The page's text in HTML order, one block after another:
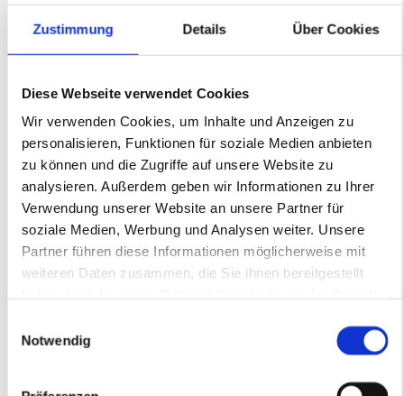
Zustimmung Details Über Cookies
Diese Webseite verwendet Cookies
Wir verwenden Cookies, um Inhalte und Anzeigen zu
personalisieren, Funktionen für soziale Medien anbieten
zu können und die Zugriffe auf unsere Website zu
analysieren. Außerdem geben wir Informationen zu Ihrer
Verwendung unserer Website an unsere Partner für
soziale Medien, Werbung und Analysen weiter. Unsere
Partner führen diese Informationen möglicherweise mit
weiteren Daten zusammen, die Sie ihnen bereitgestellt
Notwendig
Ter­ras­sen­kon­struk­tio­nen